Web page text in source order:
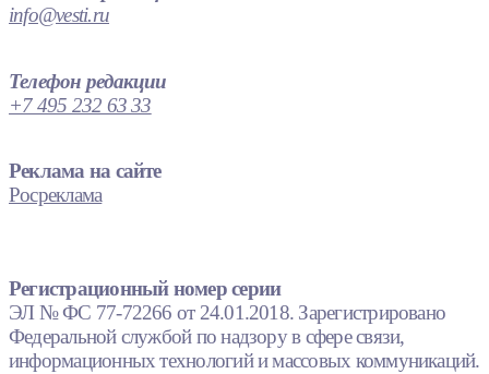
info@vesti.ru
Телефон редакции
+7 495 232 63 33
Реклама на сайте
Росреклама
Регистрационный номер серии
ЭЛ № ФС 77-72266 от 24.01.2018. Зарегистрировано
Федеральной службой по надзору в сфере связи,
информационных технологий и массовых коммуникаций.